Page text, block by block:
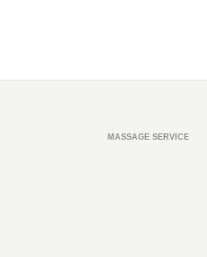
MASSAGE SERVICE